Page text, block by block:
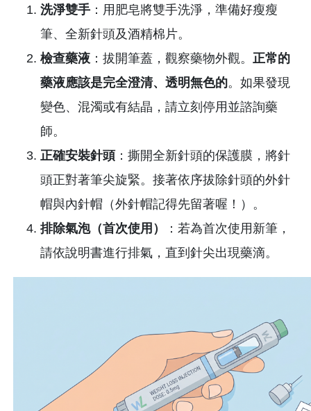
洗淨雙手 ：用肥皂將雙手洗淨，準備好瘦瘦
筆、全新針頭及酒精棉片。
檢查藥液 ：拔開筆蓋，觀察藥物外觀。 正常的
藥液應該是完全澄清、透明無色的。如果發現
變色、混濁或有結晶，請立刻停用並諮詢藥
師。
正確安裝針頭：撕開全新針頭的保護膜，將針
頭正對著筆尖旋緊。接著依序拔除針頭的外針
帽與內針帽（外針帽記得先留著喔！）。
排除氣泡（首次使用）
：若為首次使用新筆，
請依說明書進行排氣，直到針尖出現藥滴。